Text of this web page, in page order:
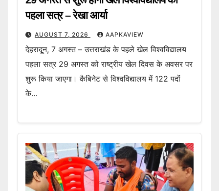
पहला सत्र – रेखा आर्या
AUGUST 7, 2026 AAPKAVIEW
देहरादून, 7 अगस्त – उत्तराखंड के पहले खेल विश्वविद्यालय
पहला सत्र 29 अगस्त को राष्ट्रीय खेल दिवस के अवसर पर
शुरू किया जाएगा। कैबिनेट से विश्वविद्यालय में 122 पदों
के…